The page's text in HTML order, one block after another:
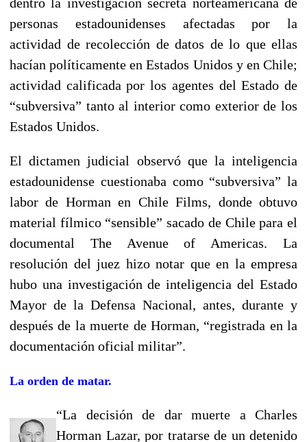
personas estadounidenses afectadas por la
actividad de recolección de datos de lo que ellas
hacían políticamente en Estados Unidos y en Chile;
actividad calificada por los agentes del Estado de
“subversiva” tanto al interior como exterior de los
Estados Unidos.
El dictamen judicial observó que la inteligencia
estadounidense cuestionaba como “subversiva” la
labor de Horman en Chile Films, donde obtuvo
material fílmico “sensible” sacado de Chile para el
documental The Avenue of Americas. La
resolución del juez hizo notar que en la empresa
hubo una investigación de inteligencia del Estado
Mayor de la Defensa Nacional, antes, durante y
después de la muerte de Horman, “registrada en la
documentación oficial militar”.
La orden de matar.
“La decisión de dar muerte a Charles
Horman Lazar, por tratarse de un detenido